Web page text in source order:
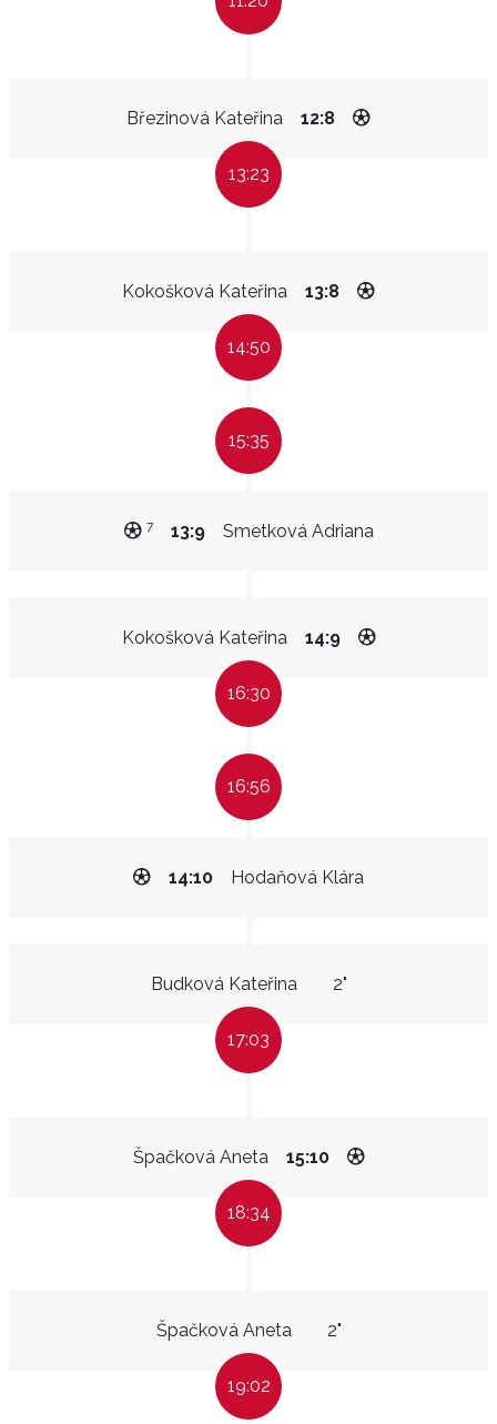
Březinová Kateřina 12:8
13:23
Kokošková Kateřina 13:8
14:50
15:35
Smetková Adriana
13:9
7
Kokošková Kateřina 14:9
16:30
16:56
Hodaňová Klára
14:10
Budková Kateřina 2"
17:03
Špačková Aneta 15:10
18:34
Špačková Aneta 2"
19:02